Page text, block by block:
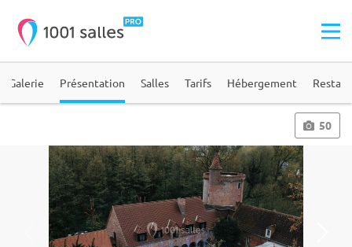
Galerie Présentation Salles Tarifs Hébergement
50